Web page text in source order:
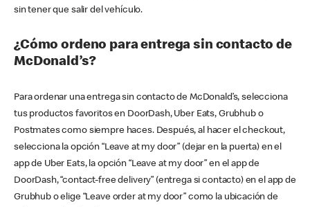
sin tener que salir del vehículo.
¿Cómo ordeno para entrega sin contacto de
McDonald’s?
Para ordenar una entrega sin contacto de McDonald’s, selecciona
tus productos favoritos en DoorDash, Uber Eats, Grubhub o
Postmates como siempre haces. Después, al hacer el checkout,
selecciona la opción “Leave at my door” (dejar en la puerta) en el
app de Uber Eats, la opción “Leave at my door” en el app de
DoorDash, “contact-free delivery” (entrega si contacto) en el app de
Grubhub o elige “Leave order at my door” como la ubicación de